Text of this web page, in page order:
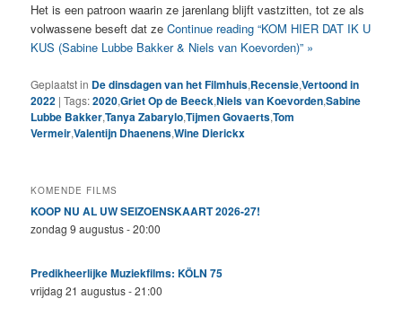
Het is een patroon waarin ze jarenlang blijft vastzitten, tot ze als
volwassene beseft dat zeContinue reading “KOM HIER DAT IK U
KUS (Sabine Lubbe Bakker & Niels van Koevorden)” »
Geplaatst in De dinsdagen van het Filmhuis,Recensie,Vertoond in
2022 |Tags:2020,Griet Op de Beeck,Niels van Koevorden,Sabine
Lubbe Bakker,Tanya Zabarylo,Tijmen Govaerts,Tom
Vermeir,Valentijn Dhaenens,Wine Dierickx
KOMENDE FILMS
KOOP NU AL UW SEIZOENSKAART 2026-27!
zondag 9 augustus - 20:00
Predikheerlijke Muziekfilms: KÖLN 75
vrijdag 21 augustus - 21:00